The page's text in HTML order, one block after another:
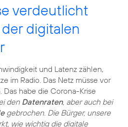
verdeutlicht
digitalen
und Latenz zählen,
im Radio. Das Netz müsse vor
Das habe die Corona-Krise
denDatenraten, aber auch bei
gebrochen. Die Bürger, unsere
wie wichtig die digitale